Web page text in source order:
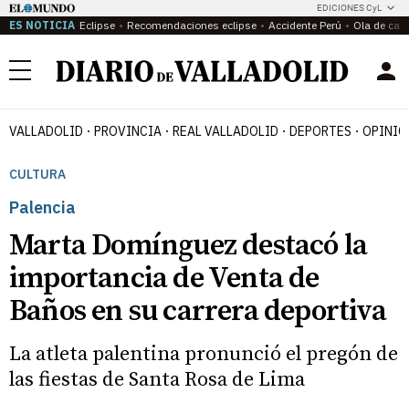
EDICIONES CyL
ES NOTICIA Eclipse Recomendaciones eclipse Accidente Perú Ola de
Menú
VALLADOLID PROVINCIA REAL VALLADOLID DEPORTES
CULTURA
Palencia
Marta Domínguez destacó la
importancia de Venta de
Baños en su carrera deportiva
La atleta palentina pronunció el pregón de
las fiestas de Santa Rosa de Lima